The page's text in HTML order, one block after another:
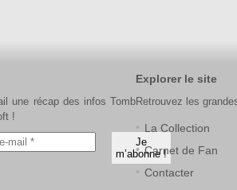
une récap des infos Tomb
!
Explorer le site
Retrouvez les
La Collection
Carnet de Fan
Contacter